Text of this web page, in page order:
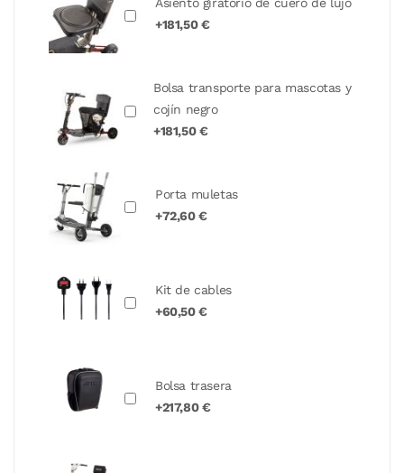
+181,50 €
Bolsa transporte para mascotas y
cojín negro
+181,50 €
Porta muletas
+72,60 €
Kit de cables
+60,50 €
Bolsa trasera
+217,80 €